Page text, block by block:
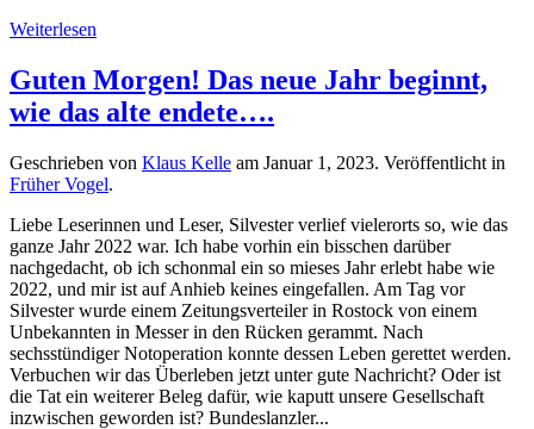
Weiterlesen
Guten Morgen! Das neue Jahr beginnt,
wie das alte endete….
Geschrieben von Klaus Kelle am Januar 1, 2023. Veröffentlicht in
Früher Vogel.
Liebe Leserinnen und Leser, Silvester verlief vielerorts so, wie das
ganze Jahr 2022 war. Ich habe vorhin ein bisschen darüber
nachgedacht, ob ich schonmal ein so mieses Jahr erlebt habe wie
2022, und mir ist auf Anhieb keines eingefallen. Am Tag vor
Silvester wurde einem Zeitungsverteiler in Rostock von einem
Unbekannten in Messer in den Rücken gerammt. Nach
sechsstündiger Notoperation konnte dessen Leben gerettet werden.
Verbuchen wir das Überleben jetzt unter gute Nachricht? Oder ist
die Tat ein weiterer Beleg dafür, wie kaputt unsere Gesellschaft
inzwischen geworden ist? Bundeslanzler...